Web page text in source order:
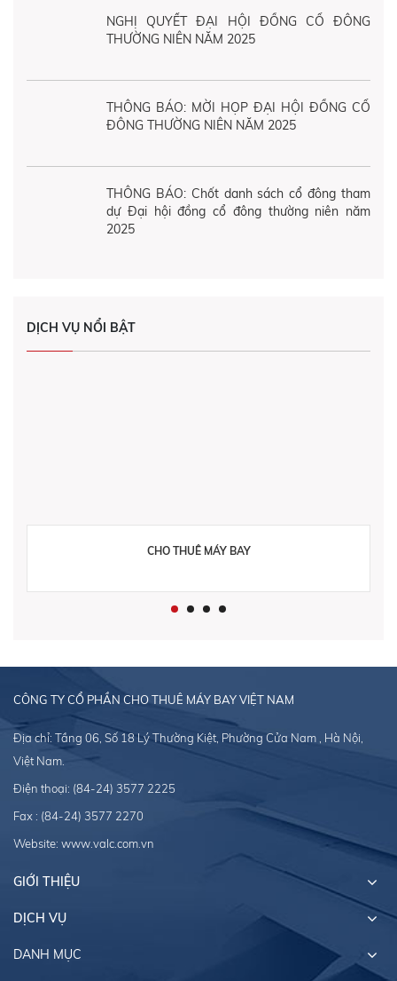
NGHỊ QUYẾT ĐẠI HỘI ĐỒNG CỔ ĐÔNG
THƯỜNG NIÊN NĂM 2025
THÔNG BÁO: MỜI HỌP ĐẠI HỘI ĐỒNG CỔ
ĐÔNG THƯỜNG NIÊN NĂM 2025
THÔNG BÁO: Chốt danh sách cổ đông tham
dự Đại hội đồng cổ đông thường niên năm
2025
DỊCH VỤ NỔI BẬT
CHO THUÊ MÁY BAY
CÔNG TY CỔ PHẦN CHO THUÊ MÁY BAY VIỆT NAM
Địa chỉ: Tầng 06, Số 18 Lý Thường Kiệt, Phường Cửa Nam , Hà Nội,
Việt Nam.
Điện thoại: (84-24) 3577 2225
Fax : (84-24) 3577 2270
Website: www.valc.com.vn
GIỚI THIỆU
DỊCH VỤ
DANH MỤC